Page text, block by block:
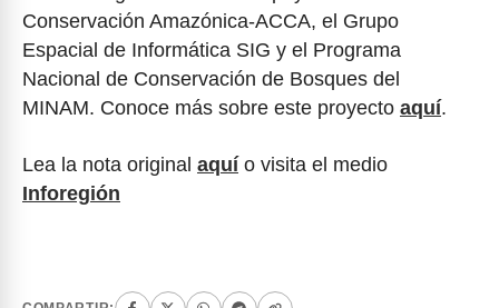
Conservación Amazónica-ACCA, el Grupo
Espacial de Informática SIG y el Programa
Nacional de Conservación de Bosques del
MINAM. Conoce más sobre este proyecto aquí.
Lea la nota original aquío visita el medio
Inforegión